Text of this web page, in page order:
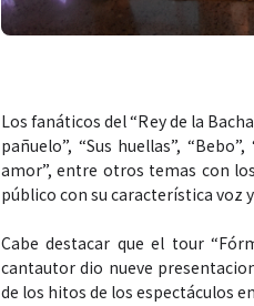
Los fanáticos del “Rey de la
pañuelo”, “Sus huellas”,
amor”, entre otros temas con
público con su característica voz
Cabe destacar que el tour
cantautor dio nueve
de los hitos de los espectáculos